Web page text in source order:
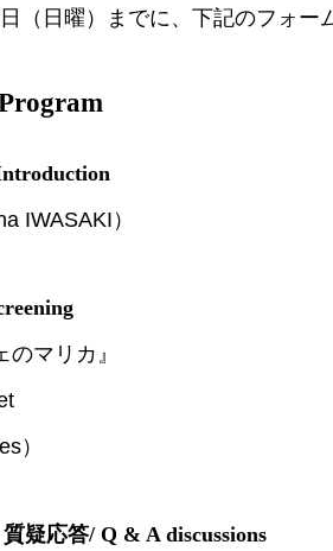
（日曜）までに、下記のフォ
IWASAKI）
のマリカ』
）
疑応答/ Q & A discussions